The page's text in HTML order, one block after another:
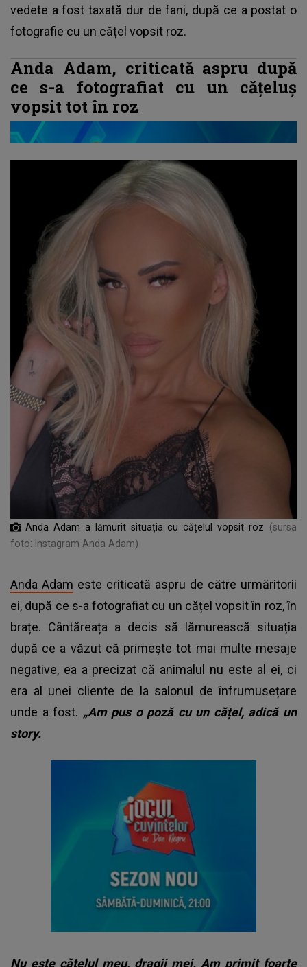
vedete a fost taxată dur de fani, după ce a postat o
fotografie cu un cățel vopsit roz.
Anda Adam, criticată aspru după
ce s-a fotografiat cu un cățeluș
vopsit tot în roz
Anda Adam a lămurit situația cu cățelul vopsit roz
(sursa
foto: Instagram Anda Adam)
Anda Adam este criticată aspru de către urmăritorii
ei, după ce s-a fotografiat cu un cățel vopsit în roz, în
brațe. Cântăreața a decis să lămurească situația
după ce a văzut că primește tot mai multe mesaje
negative, ea a precizat că animalul nu este al ei, ci
era al unei cliente de la salonul de înfrumusețare
unde a fost. „Am pus o poză cu un cățel, adică un
story.
Nu este cățelul meu, dragii mei. Am primit foarte